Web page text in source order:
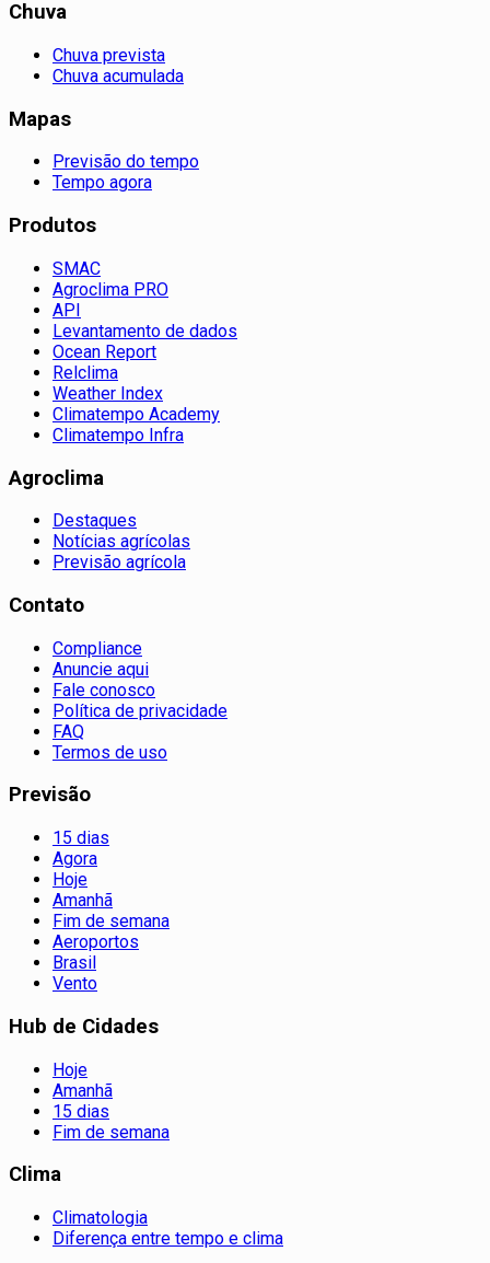
Chuva
Chuva prevista
Chuva acumulada
Mapas
Previsão do tempo
Tempo agora
Produtos
SMAC
Agroclima PRO
API
Levantamento de dados
Ocean Report
Relclima
Weather Index
Climatempo Academy
Climatempo Infra
Agroclima
Destaques
Notícias agrícolas
Previsão agrícola
Contato
Compliance
Anuncie aqui
Fale conosco
Política de privacidade
FAQ
Termos de uso
Previsão
15 dias
Agora
Hoje
Amanhã
Fim de semana
Aeroportos
Brasil
Vento
Hub de Cidades
Hoje
Amanhã
15 dias
Fim de semana
Clima
Climatologia
Diferença entre tempo e clima